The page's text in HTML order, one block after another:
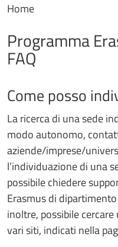
Home
Programma
FAQ
Come posso
La ricerca di una sede
modo autonomo,
aziende/imprese/
l’individuazione di una
possibile chiedere
Erasmus di
inoltre, possibile
vari siti, indicati nella